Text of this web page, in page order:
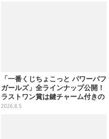
「一番くじちょこっと パワーパフ
ガールズ」全ラインナップ公開！
ラストワン賞は鍵チャーム付きの
シール帳スペシャルセットを用意
2026.8.5